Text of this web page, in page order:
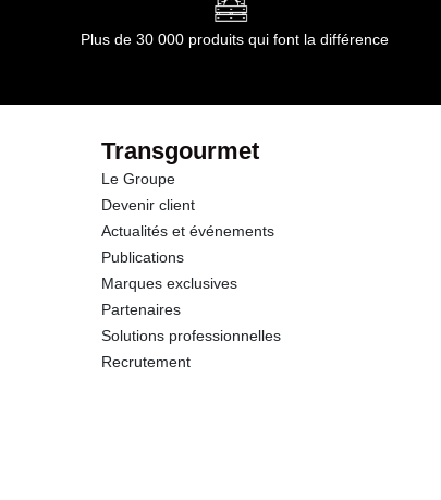
Plus de 30 000 produits qui font la différence
Transgourmet
Le Groupe
Devenir client
Actualités et événements
Publications
Marques exclusives
Partenaires
Solutions professionnelles
Recrutement